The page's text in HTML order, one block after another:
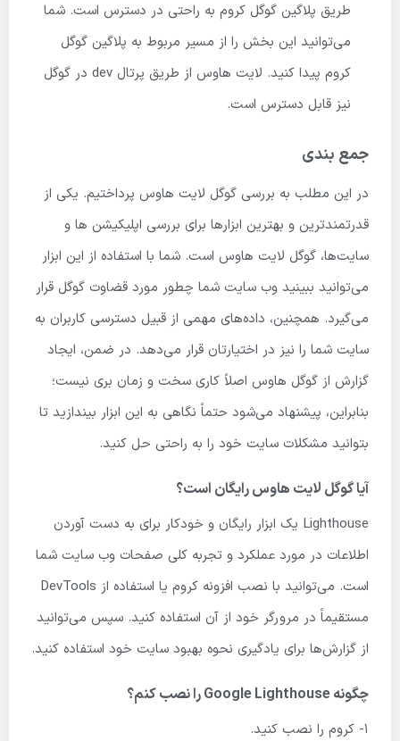
طریق پلاگین گوگل کروم به راحتی در دسترس است. شما
می‌توانید این بخش را از مسیر مربوط به پلاگین گوگل
کروم پیدا کنید. لایت هاوس از طریق پرتال dev در گوگل
نیز قابل دسترس است.
جمع بندی
در این مطلب به بررسی گوگل لایت هاوس پرداختیم. یکی از
قدرتمندترین و بهترین ابزارها برای بررسی اپلیکیشن ها و
سایت‌ها، گوگل لایت هاوس است. شما با استفاده از این ابزار
می‌توانید ببینید وب سایت شما چطور مورد قضاوت گوگل قرار
می‌گیرد. همچنین، داده‌های مهمی از قبیل دسترسی کاربران به
سایت شما را نیز در اختیارتان قرار می‌دهد. در ضمن، ایجاد
گزارش از گوگل هاوس اصلاً کاری سخت و زمان بری نیست؛
بنابراین، پیشنهاد می‌شود حتماً نگاهی به این ابزار بیندازید تا
بتوانید مشکلات سایت خود را به راحتی حل کنید.
آیا گوگل لایت هاوس رایگان است؟
Lighthouse یک ابزار رایگان و خودکار برای به دست آوردن
اطلاعات در مورد عملکرد و تجربه کلی صفحات وب سایت شما
است. می‌توانید با نصب افزونه کروم یا استفاده از DevTools
مستقیماً در مرورگر خود از آن استفاده کنید. سپس می‌توانید
از گزارش‌ها برای یادگیری نحوه بهبود سایت خود استفاده کنید.
چگونه Google Lighthouse را نصب کنم؟
1- کروم را نصب کنید.